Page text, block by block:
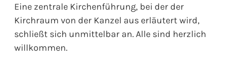
Eine zentrale Kirchenführung, bei der der
Kirchraum von der Kanzel aus erläutert wird,
schließt sich unmittelbar an. Alle sind herzlich
willkommen.